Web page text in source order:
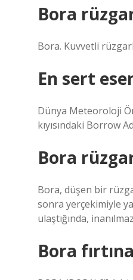
Bora
Bora. Kuvvetli
En sert
Dünya Meteoroloji
kıyısındaki Borrow
Bora
Bora, düşen bir
sonra yerçekimiyle
ulaştığında,
Bora